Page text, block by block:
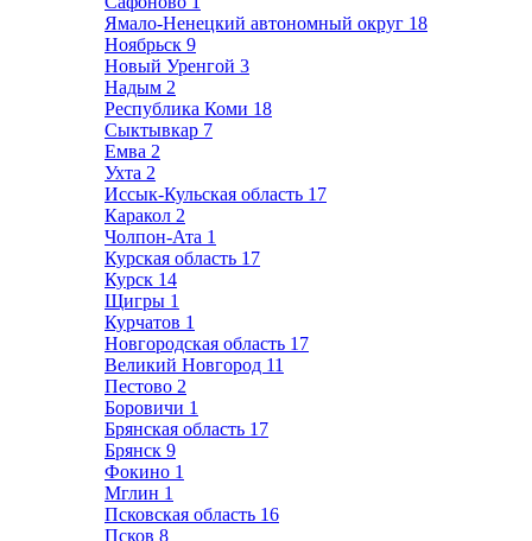
Ямало-Ненецкий автономный округ 18
Ноябрьск 9
Новый Уренгой 3
Надым 2
Республика Коми 18
Сыктывкар 7
Емва 2
Ухта 2
Иссык-Кульская область 17
Каракол 2
Чолпон-Ата 1
Курская область 17
Курск 14
Щигры 1
Курчатов 1
Новгородская область 17
Великий Новгород 11
Пестово 2
Боровичи 1
Брянская область 17
Брянск 9
Фокино 1
Мглин 1
Псковская область 16
Псков 8